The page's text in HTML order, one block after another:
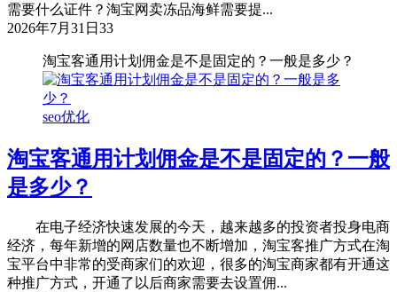
需要什么证件？淘宝网卖冻品海鲜需要提...
2026年7月31日 33
淘宝客通用计划佣金是不是固定的？一般是多少？
seo优化
淘宝客通用计划佣金是不是固定的？一般
是多少？
在电子经济快速发展的今天，越来越多的投资者投身电商
经济，每年新增的网店数量也不断增加，淘宝客推广方式在淘
宝平台中非常的受商家们的欢迎，很多的淘宝商家都有开通这
种推广方式，开通了以后商家需要去设置佣...